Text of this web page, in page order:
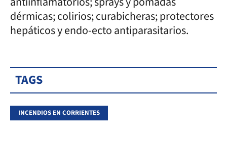
dérmicas; colirios; curabicheras; protectores
hepáticos y endo-ecto antiparasitarios.
TAGS
INCENDIOS EN CORRIENTES